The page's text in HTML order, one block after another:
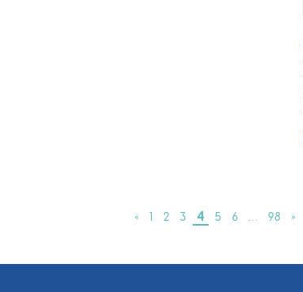
« 1 2 3 4 5 6 … 98 »